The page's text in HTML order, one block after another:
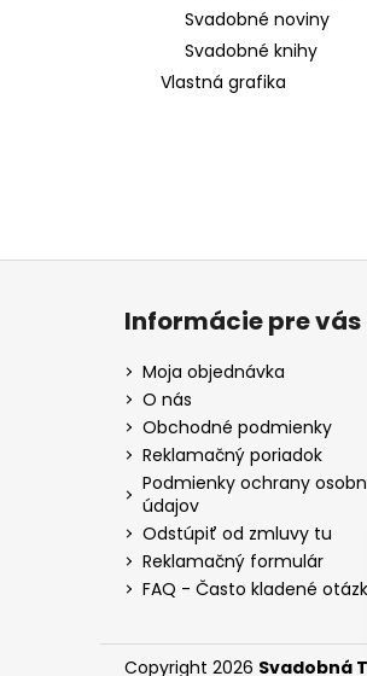
Svadobné noviny
Svadobné knihy
Vlastná grafika
Z
Informácie pre vás
Moja objednávka
O nás
Obchodné podmienky
Reklamačný poriadok
Podmienky ochrany
údajov
Odstúpiť od zmluvy tu
Reklamačný formulár
FAQ - Často kladené
Copyright 2026 Svadobná